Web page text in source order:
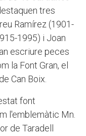
tres
Ramírez (1901-
1995) i Joan
escriure peces
la Font Gran, el
Can Boix.
font
l'emblemàtic Mn.
de Taradell